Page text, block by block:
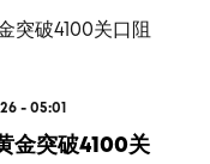
- 05:01
金突破4100关